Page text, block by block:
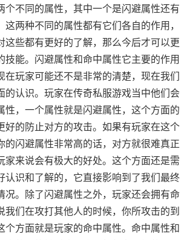
个不同的属性，其中一个是闪避属性还有
两种不同的属性都有它们各自的作用，
这些都有更好的了解，那么今后才可以更
技能。闪避属性和命中属性它主要的作用
在玩家可能还不是非常的清楚，现在我们
的认识。玩家在传奇私服游戏当中他们会
性，一个属性就是闪避属性，这个方面的
好的防止对方的攻击。如果有玩家在这个
的闪避属性非常高的话，对方就很难真正
家来说会有极大的好处。这个方面还是需
认识和了解的，它直接影响到了我们最终
况。除了闪避属性之外，玩家还会拥有命
我们在攻打其他人的时候，你所攻击的到
个方面就是玩家的命中属性。命中属性和